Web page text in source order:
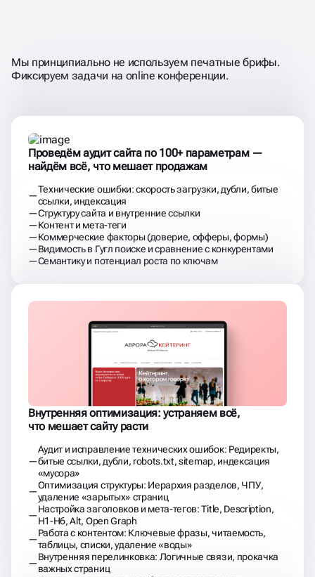
РОСТА ЗАЯВОК И ВЫРУЧКИ
Мы принципиально не используем печатные брифы.
Фиксируем задачи на online конференции.
Проведём аудит сайта по 100+ параметрам —
найдём всё, что мешает продажам
Технические ошибки: скорость загрузки, дубли, битые
ссылки, индексация
Структуру сайта и внутренние ссылки
Контент и мета-теги
Коммерческие факторы (доверие, офферы, формы)
Видимость в Гугл поиске и сравнение с конкурентами
Семантику и потенциал роста по ключам
Внутренняя оптимизация: устраняем всё,
что мешает сайту расти
Аудит и исправление технических ошибок: Редиректы,
битые ссылки, дубли, robots.txt, sitemap, индексация
«мусора»
Оптимизация структуры: Иерархия разделов, ЧПУ,
удаление «зарытых» страниц
Настройка заголовков и мета-тегов: Title, Description,
H1-H6, Alt, Open Graph
Работа с контентом: Ключевые фразы, читаемость,
таблицы, списки, удаление «воды»
Внутренняя перелинковка: Логичные связи, прокачка
важных страниц